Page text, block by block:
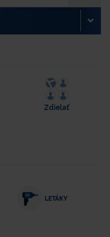
Zdielať
LETÁKY